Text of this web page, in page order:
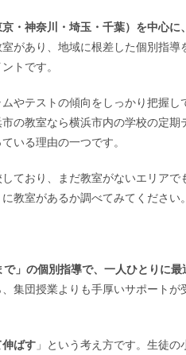
・神奈川・埼玉・千葉）を中心
があり、地域に根差した個別指
トです。
やテストの傾向をしっかり把握
の教室なら横浜市内の学校の定
いる理由の一つです。
ており、まだ教室がないエリア
教室があるか調べてみてください。
で」の個別指導で、一人ひとりに最
集団授業よりも手厚いサポート
ばす 」という考え方です。生徒